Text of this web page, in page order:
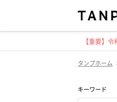
【重要】
タンプホーム
キーワード